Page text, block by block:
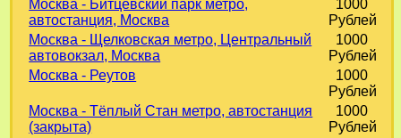
Москва - Битцевский парк метро,
автостанция, Москва
1000
Рублей
Москва - Щелковская метро, Центральный
автовокзал, Москва
1000
Рублей
Москва - Реутов
1000
Рублей
Москва - Тёплый Стан метро, автостанция
(закрыта)
1000
Рублей